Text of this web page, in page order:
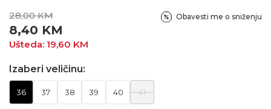
28,00 KM
8,40 KM
Ušteda: 19,60 KM
Obavesti me o sniženju
Izaberi veličinu:
36 37 38 39 40 41